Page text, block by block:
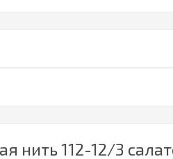
нить 112-12/3